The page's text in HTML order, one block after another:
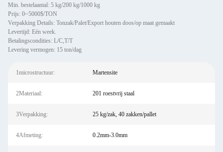
Min. bestelaantal: 5 kg/200 kg/1000 kg
Prijs: 0~5000$/TON
Verpakking Details: Tonzak/Palet/Export houten doos/op maat gemaakt
Levertijd: Eén week.
Betalingscondities: L/C,T/T
Levering vermogen: 15 ton/dag
1microstructuur: Martensite
2Materiaal: 201 roestvrij staal
3Verpakking: 25 kg/zak, 40 zakken/pallet
4Afmeting: 0.2mm-3.0mm